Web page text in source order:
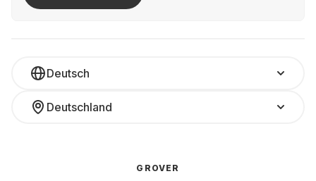
Deutsch
Deutschland
GROVER